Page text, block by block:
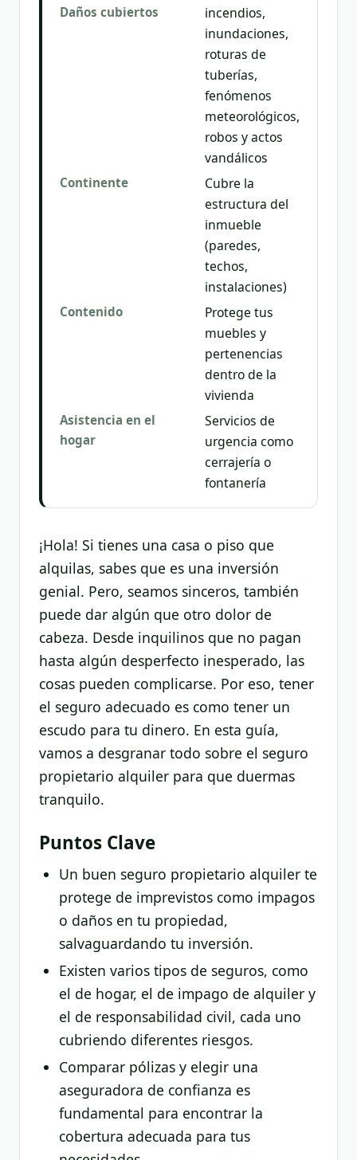
Daños cubiertos
incendios,
inundaciones,
roturas de
tuberías,
fenómenos
meteorológicos,
robos y actos
vandálicos
Continente
Cubre la
estructura del
inmueble
(paredes,
techos,
instalaciones)
Contenido
Protege tus
muebles y
pertenencias
dentro de la
vivienda
Asistencia en el
hogar
Servicios de
urgencia como
cerrajería o
fontanería
¡Hola! Si tienes una casa o piso que
alquilas, sabes que es una inversión
genial. Pero, seamos sinceros, también
puede dar algún que otro dolor de
cabeza. Desde inquilinos que no pagan
hasta algún desperfecto inesperado, las
cosas pueden complicarse. Por eso, tener
el seguro adecuado es como tener un
escudo para tu dinero. En esta guía,
vamos a desgranar todo sobre el seguro
propietario alquiler para que duermas
tranquilo.
Puntos Clave
Un buen seguro propietario alquiler te
protege de imprevistos como impagos
o daños en tu propiedad,
salvaguardando tu inversión.
Existen varios tipos de seguros, como
el de hogar, el de impago de alquiler y
el de responsabilidad civil, cada uno
cubriendo diferentes riesgos.
Comparar pólizas y elegir una
aseguradora de confianza es
fundamental para encontrar la
cobertura adecuada para tus